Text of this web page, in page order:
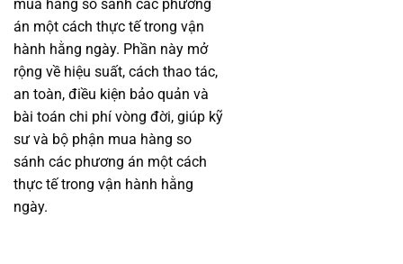
mua hàng so sánh các phương
án một cách thực tế trong vận
hành hằng ngày. Phần này mở
rộng về hiệu suất, cách thao tác,
an toàn, điều kiện bảo quản và
bài toán chi phí vòng đời, giúp kỹ
sư và bộ phận mua hàng so
sánh các phương án một cách
thực tế trong vận hành hằng
ngày.